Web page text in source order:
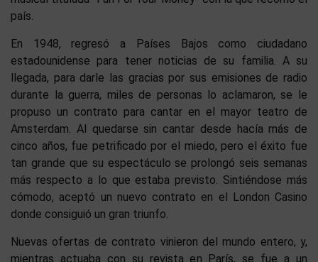
país.
En 1948, regresó a Países Bajos como ciudadano
estadounidense para tener noticias de su familia. A su
llegada, para darle las gracias por sus emisiones de radio
durante la guerra, miles de personas lo aclamaron, se le
propuso un contrato para cantar en el mayor teatro de
Amsterdam. Al quedarse sin cantar desde hacía más de
cinco años, fue petrificado por el miedo, pero el éxito fue
tan grande que su espectáculo se prolongó seis semanas
más respecto a lo que estaba previsto. Sintiéndose más
cómodo, aceptó un nuevo contrato en el London Casino
donde consiguió un gran triunfo.
Nuevas ofertas de contrato vinieron del mundo entero, y,
mientras actuaba con su revista en París, se fue a un